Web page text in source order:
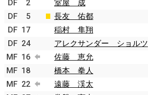
DF 2 室屋 成
DF 5 長友 佑都
DF 17 稲村 隼翔
DF 24 アレクサンダー ショルツ
MF 16 佐藤 恵允
MF 18 橋本 拳人
MF 22 遠藤 渓太